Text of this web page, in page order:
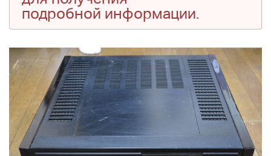
подробной информации.